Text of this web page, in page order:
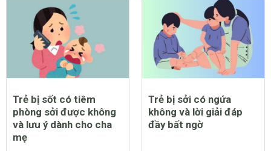
Trẻ bị sốt có tiêm
phòng sởi được không
và lưu ý dành cho cha
mẹ
Trẻ bị sởi có ngứa
không và lời giải đáp
đầy bất ngờ